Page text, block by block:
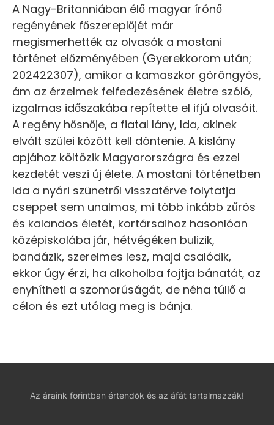
A Nagy-Britanniában élő magyar írónő
regényének főszereplőjét már
megismerhették az olvasók a mostani
történet előzményében (Gyerekkorom után;
202422307), amikor a kamaszkor göröngyös,
ám az érzelmek felfedezésének életre szóló,
izgalmas időszakába repítette el ifjú olvasóit.
A regény hősnője, a fiatal lány, Ida, akinek
elvált szülei között kell döntenie. A kislány
apjához költözik Magyarországra és ezzel
kezdetét veszi új élete. A mostani történetben
Ida a nyári szünetről visszatérve folytatja
cseppet sem unalmas, mi több inkább zűrös
és kalandos életét, kortársaihoz hasonlóan
középiskolába jár, hétvégéken bulizik,
bandázik, szerelmes lesz, majd csalódik,
ekkor úgy érzi, ha alkoholba fojtja bánatát, az
enyhítheti a szomorúságát, de néha túllő a
célon és ezt utólag meg is bánja.
Az áraink forintban értendők és az áfát tartalmazzák!